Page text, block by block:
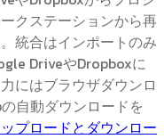
クステーションから再
統合はインポートのみ
DriveやDropboxに
にはブラウザダウンロ
自動ダウンロードを
プロードとダウンロー